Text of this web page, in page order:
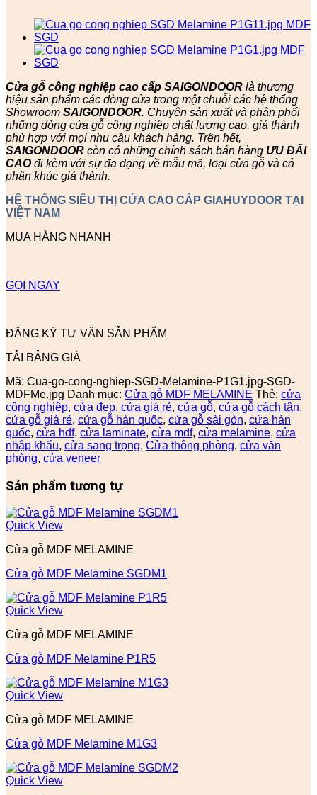
Cửa gỗ công nghiệp cao cấp SAIGONDOOR là thương
hiệu sản phẩm các dòng cửa trong một chuỗi các hệ thống
Showroom SAIGONDOOR. Chuyên sản xuất và phân phối
những dòng cửa gỗ công nghiệp chất lượng cao, giá thành
phù hợp với mọi nhu cầu khách hàng. Trên hết,
SAIGONDOOR còn có những chính sách bán hàng ƯU ĐÃI
CAOđi kèm với sự đa dạng về mẫu mã, loại cửa gỗ và cả
phân khúc giá thành.
HỆ THỐNG SIÊU THỊ CỬA CAO CẤP GIAHUYDOOR TẠI
VIỆT NAM
MUA HÀNG NHANH
GỌI NGAY
ĐĂNG KÝ TƯ VẤN SẢN PHẨM
TẢI BẢNG GIÁ
Mã: Cua-go-cong-nghiep-SGD-Melamine-P1G1.jpg-SGD-
MDFMe.jpg Danh mục: Cửa gỗ MDF MELAMINE Thẻ: cửa
công nghiệp, cửa đẹp, cửa giá rẻ, cửa gỗ, cửa gỗ cách tân,
cửa gỗ giá rẻ, cửa gỗ hàn quốc, cửa gỗ sài gòn, cửa hàn
quốc, cửa hdf, cửa laminate, cửa mdf, cửa melamine, cửa
nhập khẩu, cửa sang trọng, Cửa thông phòng, cửa văn
phòng, cửa veneer
Sản phẩm tương tự
Quick View
Cửa gỗ MDF MELAMINE
Cửa gỗ MDF Melamine SGDM1
Quick View
Cửa gỗ MDF MELAMINE
Cửa gỗ MDF Melamine P1R5
Quick View
Cửa gỗ MDF MELAMINE
Cửa gỗ MDF Melamine M1G3
Quick View